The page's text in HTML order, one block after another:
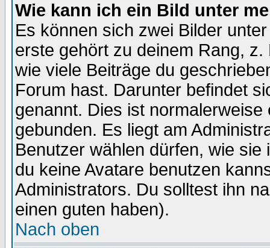
Wie kann ich ein Bild unter
Es können sich zwei Bilder
erste gehört zu deinem Rang,
wie viele Beiträge du
Forum hast. Darunter befindet
genannt. Dies ist
gebunden. Es liegt am
Benutzer wählen dürfen, wie
du keine Avatare benutzen
Administrators. Du solltest ihn
einen guten haben).
Nach oben